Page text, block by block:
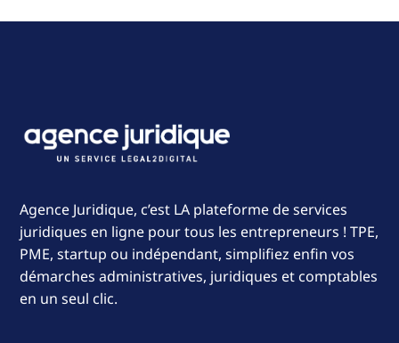
Agence Juridique, c’est LA plateforme de services
juridiques en ligne pour tous les entrepreneurs ! TPE,
PME, startup ou indépendant, simplifiez enfin vos
démarches administratives, juridiques et comptables
en un seul clic.